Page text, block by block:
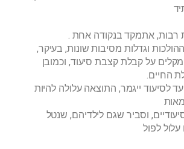
רבות, אתמקד בנקודה אחת .
וגדלות מסיבות שונות, בעיקר,
על קבלת קצבת סיעוד, וכמובן
החיים.
לסיעוד ייגמר, התוצאה עלולה להיות
וסביר שגם לילדיהם, שנטל
לפול